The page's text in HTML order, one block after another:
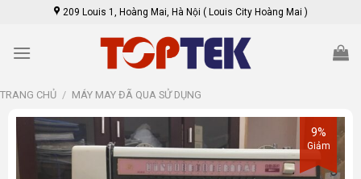
content
209 Louis 1, Hoàng Mai, Hà Nội ( Louis City Hoàng Mai )
TRANG CHỦ / MÁY MAY ĐÃ QUA SỬ DỤNG
9%
Giảm